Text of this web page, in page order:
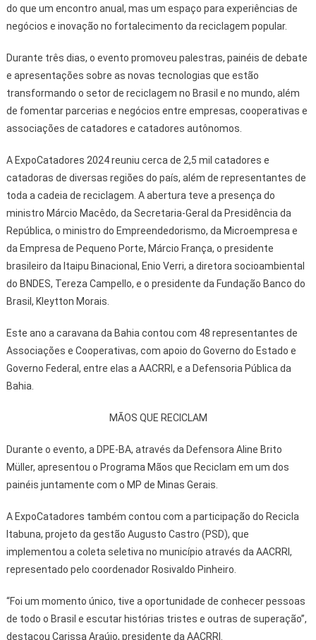
do que um encontro anual, mas um espaço para experiências de
negócios e inovação no fortalecimento da reciclagem popular.
Durante três dias, o evento promoveu palestras, painéis de debate
e apresentações sobre as novas tecnologias que estão
transformando o setor de reciclagem no Brasil e no mundo, além
de fomentar parcerias e negócios entre empresas, cooperativas e
associações de catadores e catadores autônomos.
A ExpoCatadores 2024 reuniu cerca de 2,5 mil catadores e
catadoras de diversas regiões do país, além de representantes de
toda a cadeia de reciclagem. A abertura teve a presença do
ministro Márcio Macêdo, da Secretaria-Geral da Presidência da
República, o ministro do Empreendedorismo, da Microempresa e
da Empresa de Pequeno Porte, Márcio França, o presidente
brasileiro da Itaipu Binacional, Enio Verri, a diretora socioambiental
do BNDES, Tereza Campello, e o presidente da Fundação Banco do
Brasil, Kleytton Morais.
Este ano a caravana da Bahia contou com 48 representantes de
Associações e Cooperativas, com apoio do Governo do Estado e
Governo Federal, entre elas a AACRRI, e a Defensoria Pública da
Bahia.
MÃOS QUE RECICLAM
Durante o evento, a DPE-BA, através da Defensora Aline Brito
Müller, apresentou o Programa Mãos que Reciclam em um dos
painéis juntamente com o MP de Minas Gerais.
A ExpoCatadores também contou com a participação do Recicla
Itabuna, projeto da gestão Augusto Castro (PSD), que
implementou a coleta seletiva no município através da AACRRI,
representado pelo coordenador Rosivaldo Pinheiro.
“Foi um momento único, tive a oportunidade de conhecer pessoas
de todo o Brasil e escutar histórias tristes e outras de superação”,
destacou Carissa Araújo, presidente da AACRRI.